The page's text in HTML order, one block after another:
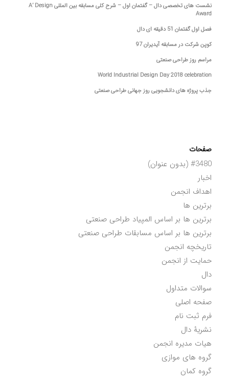
نشست های تخصصی دال – گفتمان اول – شرح کلی مسابقه بین المللی A’ Design
Award
فصل اول گفتمان 51 دقیقه ای دال
کوپن شرکت در مسابقه آیدیران 97
مراسم روز طراحی صنعتی
World Industrial Design Day 2018 celebration
جذب پروژه های دانشجویی روز جهانی طراحی صنعتی
صفحات
#3480 (بدون عنوان)
اخبار
اهداف انجمن
برترین ها
برترین ها بر اساس المپیاد طراحی صنعتی
برترین ها بر اساس مسابقات طراحی صنعتی
تاریخچه انجمن
حمایت از انجمن
دال
سوالات متداول
صفحه اصلی
فرم ثبت نام
نشریۀ دال
هیات مدیره انجمن
گروه های موازی
گروه کمان